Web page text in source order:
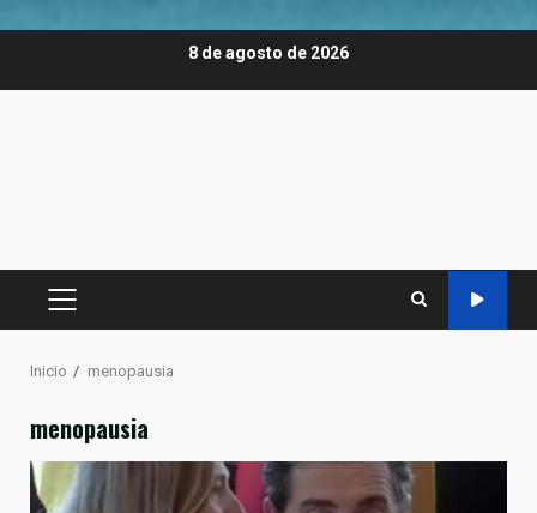
8 de agosto de 2026
MENÚ
Inicio menopausia
menopausia